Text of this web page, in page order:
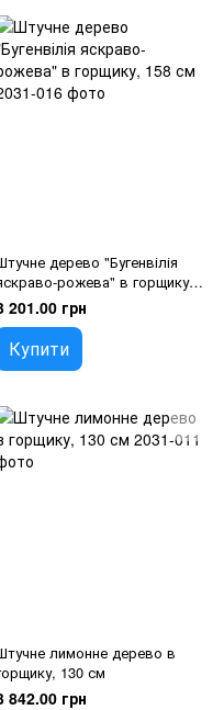
дерево "Бугенвілія
рожева" в горщику,
см
201.00 грн
Купити
лимонне дерево в
130 см
842.00 грн